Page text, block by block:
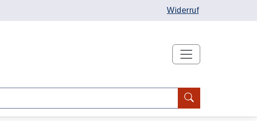
Widerruf